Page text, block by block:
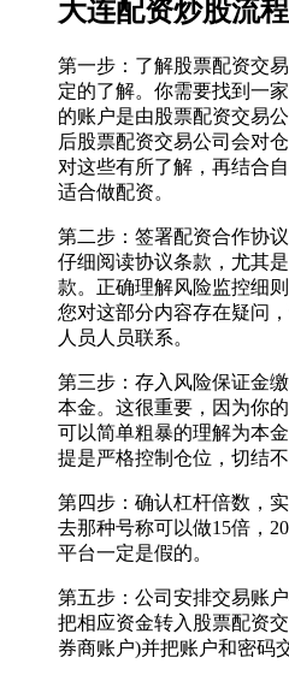
大连配资炒股流
第一步：了解股票配资交
定的了解。你需要找到一
的账户是由股票配资交易
后股票配资交易公司会对
对这些有所了解，再结合
适合做配资。
第二步：签署配资合作协
仔细阅读协议条款，尤其
款。正确理解风险监控细
您对这部分内容存在疑问
人员人员联系。
第三步：存入风险保证金
本金。这很重要，因为你
可以简单粗暴的理解为本
提是严格控制仓位，切结
第四步：确认杠杆倍数，
去那种号称可以做15倍，
平台一定是假的。
第五步：公司安排交易账
把相应资金转入股票配资
券商账户)并把账户和密码